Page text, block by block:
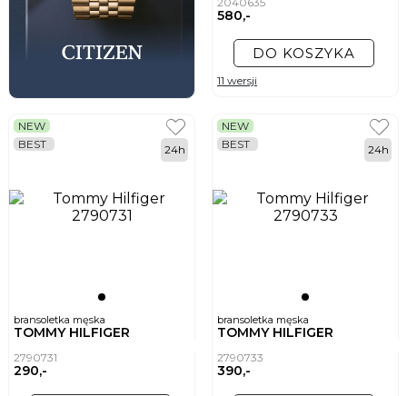
580,-
DO KOSZYKA
11 wersji
bransoletka męska
TOMMY HILFIGER
2790731
290,-
NEW
BEST
24h
bransoletka męska
TOMMY HILFIGER
2790733
390,-
NEW
BEST
24h